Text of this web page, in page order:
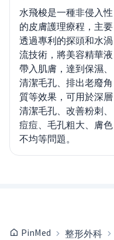
水飛梭是一種非侵入性
的皮膚護理療程，主要
透過專利的探頭和水渦
流技術，將美容精華液
帶入肌膚，達到保濕、
清潔毛孔、排出老廢角
質等效果，可用於深層
清潔毛孔、改善粉刺、
痘痘、毛孔粗大、膚色
不均等問題。
PinMed 整形外科